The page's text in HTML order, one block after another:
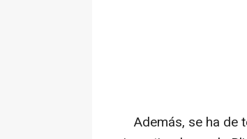
Además, se ha de